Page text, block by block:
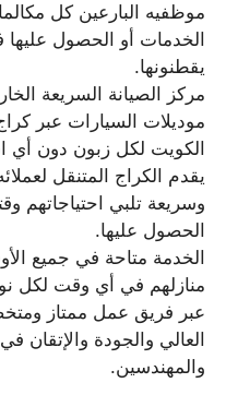
موظفيه البارعين كل
الخدمات أو الحصول عليها
يقطنونها.
مركز الصيانة السريعة
الكويت لكل زبون دون أي
يقدم الكراج المتنقل
وسريعة تلبي احتياجاتهم
الحصول عليها.
الخدمة متاحة في جميع
منازلهم في أي وقت لكل
عبر فريق عمل ممتاز
العالي والجودة والإتقان
والمهندسين.